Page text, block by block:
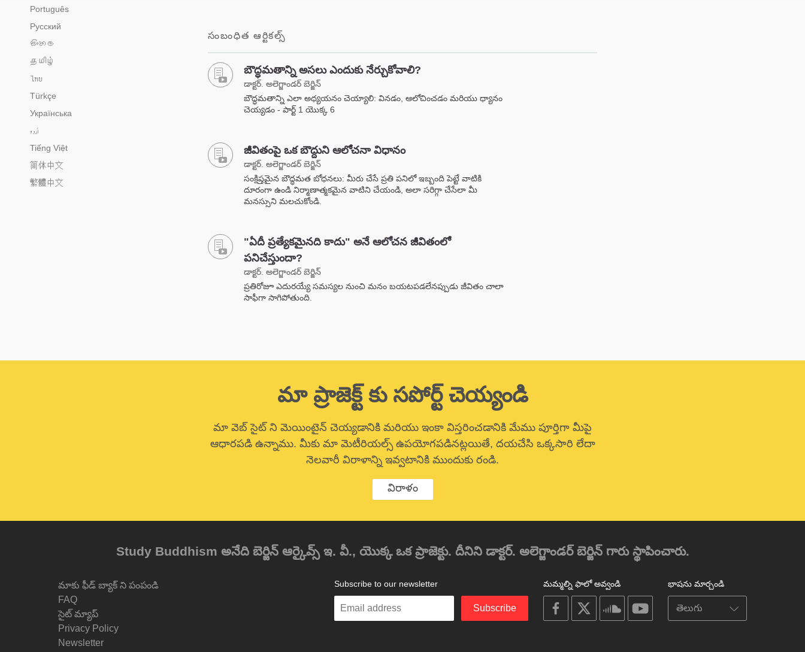
Português
Русский
සිංහල
தமிழ்
ไทย
Türkçe
Українська
اُردو
Tiếng Việt
简体中文
繁體中文
సంబంధిత ఆర్టికల్స్
బౌద్ధమతాన్ని అసలు ఎందుకు నేర్చుకోవాలి?
డాక్టర్. అలెగ్జాండర్ బెర్జిన్
బౌద్ధమతాన్ని ఎలా అధ్యయనం చెయ్యాలి: వినడం, ఆలోచించడం మరియు ధ్యానం
చెయ్యడం - పార్ట్ 1 యొక్క 6
జీవితంపై ఒక బౌద్దుని ఆలోచనా విధానం
డాక్టర్. అలెగ్జాండర్ బెర్జిన్
సంక్షిప్తమైన బౌద్ధమత బోధనలు: మీరు చేసే ప్రతి పనిలో ఇబ్బంది పెట్టే వాటికి
దూరంగా ఉండి నిర్మాణాత్మకమైన వాటిని చేయండి, అలా సరిగ్గా చేసేలా మీ
మనస్సుని మలచుకోండి.
"ఏదీ ప్రత్యేకమైనది కాదు" అనే ఆలోచన జీవితంలో
పనిచేస్తుందా?
డాక్టర్. అలెగ్జాండర్ బెర్జిన్
ప్రతిరోజూ ఎదురయ్యే సమస్యల నుంచి మనం బయటపడలేనప్పుడు జీవితం చాలా
సాఫీగా సాగిపోతుంది.
మా ప్రాజెక్ట్ కు సపోర్ట్ చెయ్యండి
మా వెబ్ సైట్ ని మెయింటైన్ చెయ్యడానికి మరియు ఇంకా విస్తరించడానికి మేము పూర్తిగా మీపై
ఆధారపడి ఉన్నాము. మీకు మా మెటీరియల్స్ ఉపయోగపడినట్లయితే, దయచేసి ఒక్కసారి లేదా
నెలవారీ విరాళాన్ని ఇవ్వటానికి ముందుకు రండి.
విరాళం
Study Buddhism అనేది బెర్జిన్ ఆర్కైవ్స్ ఇ. వీ., యొక్క ఒక ప్రాజెక్టు. దీనిని డాక్టర్. అలెగ్జాండర్ బెర్జిన్ గారు స్థాపించారు.
మాకు ఫీడ్ బ్యాక్ ని పంపండి
FAQ
సైట్ మ్యాప్
Privacy Policy
Newsletter
భాషను మార్చండి
మమ్మల్ని ఫాలో అవ్వండి
on
facebook
on
on
soundcloudyoutube
Subscribe to our newsletter
Enter
Subscribe